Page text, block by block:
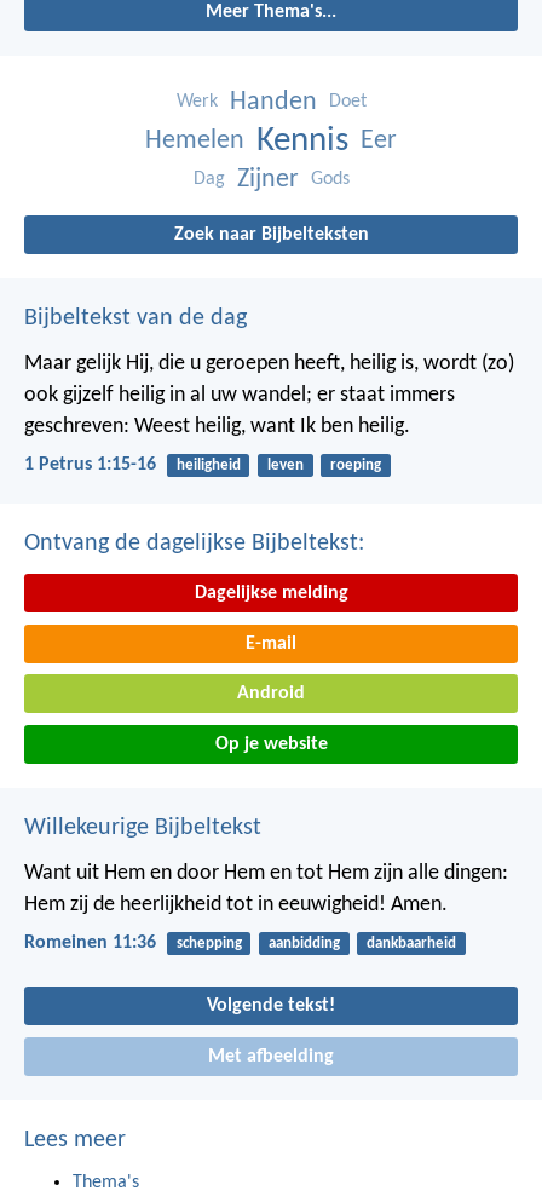
Meer Thema's...
Werk Handen Doet
Hemelen Kennis Eer
Dag Zijner Gods
Zoek naar Bijbelteksten
Bijbeltekst van de dag
Maar gelijk Hij, die u geroepen heeft, heilig is, wordt (zo)
ook gijzelf heilig in al uw wandel; er staat immers
geschreven: Weest heilig, want Ik ben heilig.
1 Petrus 1:15-16 heiligheid leven roeping
Ontvang de dagelijkse Bijbeltekst:
Dagelijkse melding
E-mail
Android
Op je website
Willekeurige Bijbeltekst
Want uit Hem en door Hem en tot Hem zijn alle dingen:
Hem zij de heerlijkheid tot in eeuwigheid! Amen.
Romeinen 11:36 schepping aanbidding dankbaarheid
Volgende tekst!
Met afbeelding
Lees meer
Thema's